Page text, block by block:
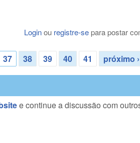
Loginou registre-separa postar
37 38 39 40 41 próximo ›
e continue a discussão com